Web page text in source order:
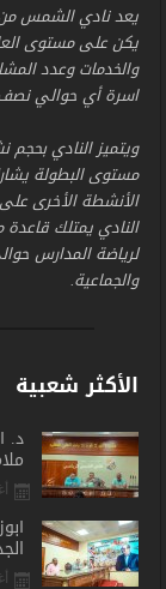
يعد نادي الشمس
يكن على مستوى
اسرة أي حوالي
مستوى البطولة
الأنشطة الأخرى
النادي يمتلك
والجماعية.
الأكثر شعبية
د.